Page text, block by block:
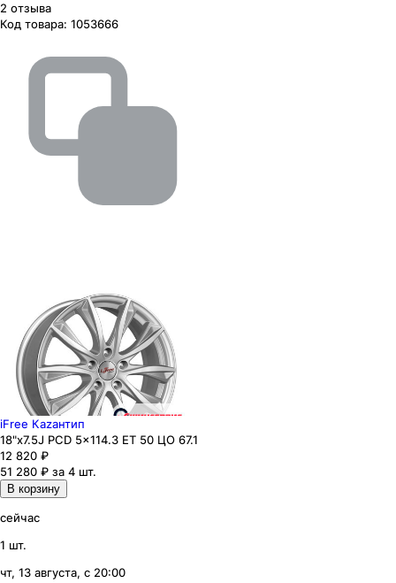
2 отзыва
Код товара: 1053666
iFree Каzaнтип
18"x7.5J PCD 5x114.3 ЕТ 50 ЦО 67.1
12 820 ₽
51 280 ₽ за 4 шт.
В корзину
сейчас
1 шт.
чт, 13 августа, с 20:00